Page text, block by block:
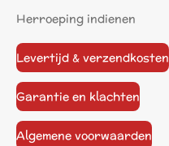
Herroeping indienen
Levertijd & verzendkosten
Garantie en klachten
Algemene voorwaarden